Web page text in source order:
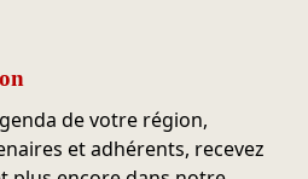
de votre région,
et adhérents, recevez